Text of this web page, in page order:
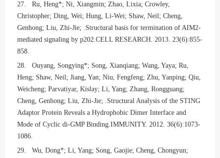
27. Ru, Heng*; Ni, Xiangmin; Zhao, Lixia; Crowley,
Christopher; Ding, Wei; Hung, Li-Wei; Shaw, Neil; Cheng,
Genhong; Liu, Zhi-Jie; .Structural basis for termination of AIM2-
mediated signaling by p202.CELL RESEARCH. 2013. 23(6):855-
858.
28. Ouyang, Songying*; Song, Xianqiang; Wang, Yaya; Ru,
Heng; Shaw, Neil; Jiang, Yan; Niu, Fengfeng; Zhu, Yanping; Qiu,
Weicheng; Parvatiyar, Kislay; Li, Yang; Zhang, Rongguang;
Cheng, Genhong; Liu, Zhi-Jie; .Structural Analysis of the STING
Adaptor Protein Reveals a Hydrophobic Dimer Interface and
Mode of Cyclic di-GMP Binding.IMMUNITY. 2012. 36(6):1073-
1086.
29. Wu, Dong*; Li, Yang; Song, Gaojie; Cheng, Chongyun;